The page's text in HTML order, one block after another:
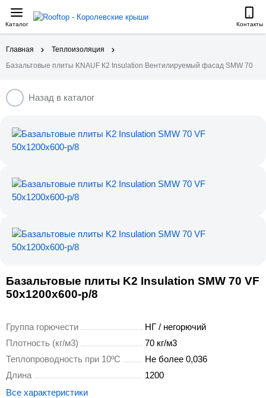
Каталог Контакты
Главная
Теплоизоляция
Базальтовые плиты KNAUF К2 Insulation Вентилируемый фасад SMW 70
Назад в каталог
Базальтовые плиты K2 Insulation SMW 70 VF
50x1200x600-p/8
Группа горючести
НГ / негорючий
Плотность (кг/м3)
70 кг/м3
Теплопроводность при 10ºС
Не более 0,036
Длина
1200
Все характеристики